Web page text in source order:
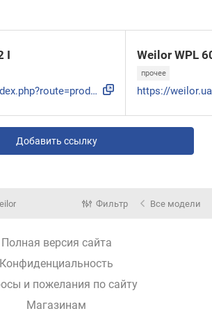
I
https://weilor.ua/index.php?route=product/product/download&...
Weilor WPL
прочее
Добавить ссылку
Фильтр Все модели
Полная версия сайта
Конфиденциальность
и пожелания по сайту
Магазинам